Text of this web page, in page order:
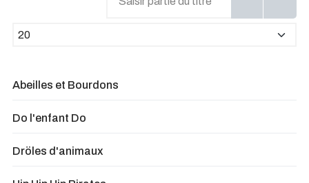
Afficher #
Abeilles et Bourdons
Do l'enfant Do
Dröles d'animaux